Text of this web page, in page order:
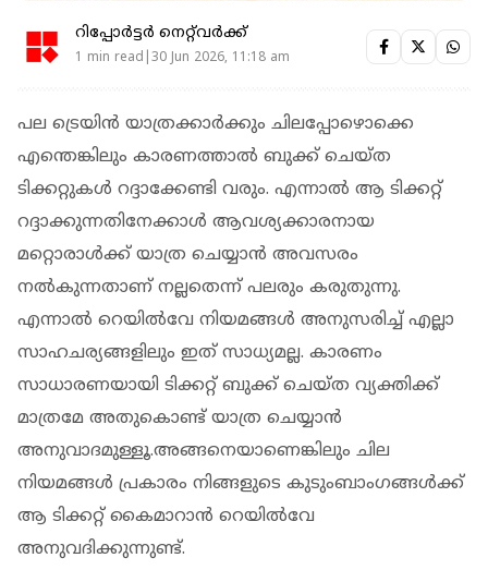
റിപ്പോർട്ടർ നെറ്റ്‌വര്‍ക്ക്‌
1 min read|30 Jun 2026, 11:18 am
പല ട്രെയിന്‍ യാത്രക്കാര്‍ക്കും ചിലപ്പോഴൊക്കെ
എന്തെങ്കിലും കാരണത്താല്‍ ബുക്ക് ചെയ്ത
ടിക്കറ്റുകള്‍ റദ്ദാക്കേണ്ടി വരും. എന്നാല്‍ ആ ടിക്കറ്റ്
റദ്ദാക്കുന്നതിനേക്കാള്‍ ആവശ്യക്കാരനായ
മറ്റൊരാള്‍ക്ക് യാത്ര ചെയ്യാന്‍ അവസരം
നല്‍കുന്നതാണ് നല്ലതെന്ന് പലരും കരുതുന്നു.
എന്നാല്‍ റെയില്‍വേ നിയമങ്ങള്‍ അനുസരിച്ച് എല്ലാ
സാഹചര്യങ്ങളിലും ഇത് സാധ്യമല്ല. കാരണം
സാധാരണയായി ടിക്കറ്റ് ബുക്ക് ചെയ്ത വ്യക്തിക്ക്
മാത്രമേ അതുകൊണ്ട് യാത്ര ചെയ്യാന്‍
അനുവാദമുള്ളൂ.അങ്ങനെയാണെങ്കിലും ചില
നിയമങ്ങള്‍ പ്രകാരം നിങ്ങളുടെ കുടുംബാംഗങ്ങള്‍ക്ക്
ആ ടിക്കറ്റ് കൈമാറാന്‍ റെയില്‍വേ
അനുവദിക്കുന്നുണ്ട്.